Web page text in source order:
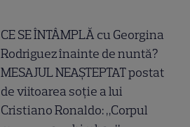
CE SE ÎNTÂMPLĂ cu Georgina
Rodriguez înainte de nuntă?
MESAJUL NEAȘTEPTAT postat
de viitoarea soție a lui
Cristiano Ronaldo: „Corpul